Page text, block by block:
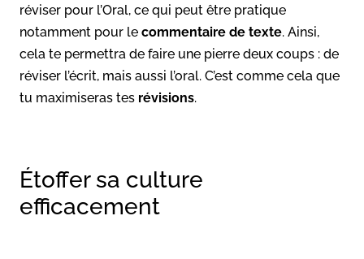
réviser pour l’Oral, ce qui peut être pratique
notamment pour le commentaire de texte. Ainsi,
cela te permettra de faire une pierre deux coups : de
réviser l’écrit, mais aussi l’oral. C’est comme cela que
tu maximiseras tes révisions.
Étoffer sa culture
efficacement